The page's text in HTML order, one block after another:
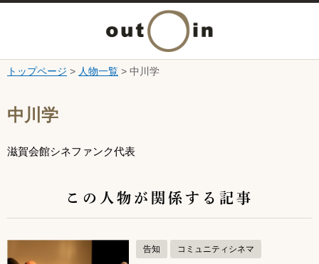
本文へ
ニ
ュ
ー
を
く
トップページ > 人物一覧 > 中川学
中川学
滋賀会館シネファンク代表
この人物が関係する記事
告知 コミュニティシネマ